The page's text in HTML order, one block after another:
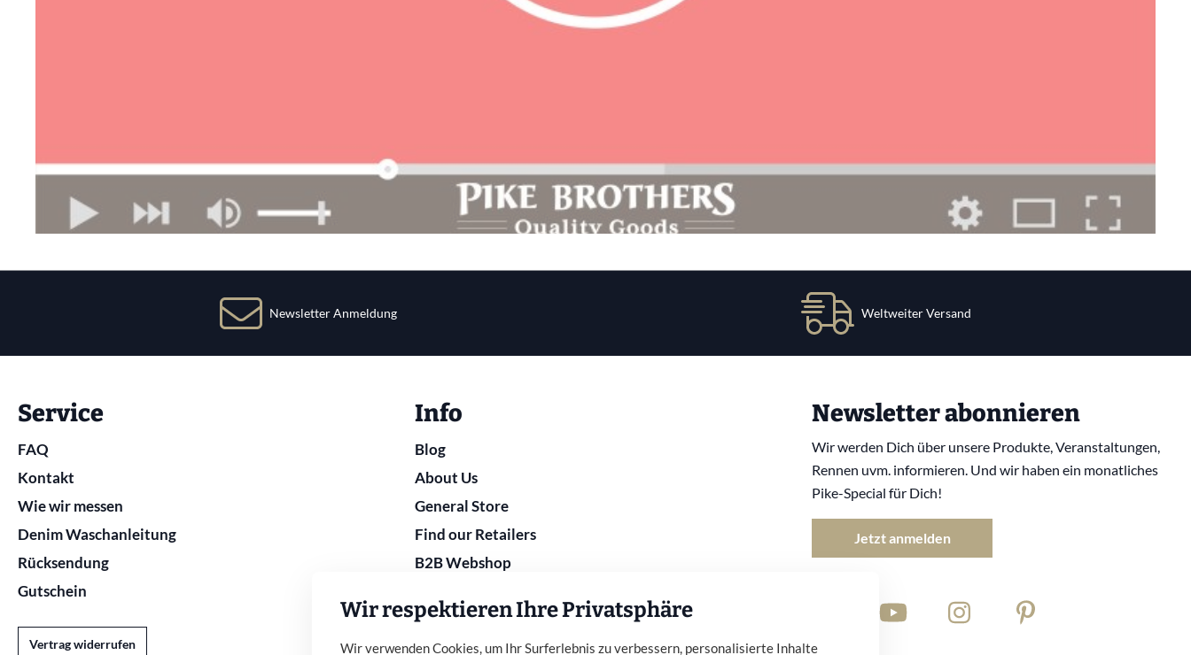
Newsletter Anmeldung Weltweiter Versand
Service
FAQ
Kontakt
Wie wir messen
Denim Waschanleitung
Rücksendung
Gutschein
Vertrag widerrufen
Info
Blog
About Us
General Store
Find our Retailers
B2B Webshop
Newsletter abonnieren
Wir werden Dich über unsere Produkte, Veranstaltungen,
Rennen uvm. informieren. Und wir haben ein monatliches
Pike-Special für Dich!
Jetzt anmelden
Wir respektieren Ihre Privatsphäre
Wir verwenden Cookies, um Ihr Surferlebnis zu verbessern, personalisierte Inhalte